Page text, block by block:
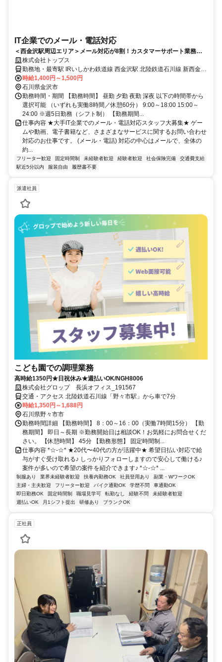
IT企業でのメール・電話対応
＜西金沢駅周辺エリア＞メール対応が8割！カスタマーサポート業務ス
タッフ《10名大募集！》
株式会社トップス
勤務地・最寄駅 IRいしかわ鉄道線 西金沢駅 北陸鉄道石川線 新西金沢
駅
時給1,400円～1,500円
石川県金沢市
勤務時間・期間 【勤務時間】 昼勤 夕勤 夜勤 深夜 以下の時間帯から
選択可能 （いずれも実働8時間／休憩60分） 9:00～18:00 15:00～
24:00 ※週5日勤務（シフト制） 【勤務期間...
仕事内容 ★大手IT企業でのメール・電話対応スタッフ大募集★ ゲー
ムや動画、電子書籍など、さまざまなサービスに関するお問い合わせ
対応のお仕事です。 (メール・電話) 対応の中心はメールで、全体の
約...
フリーター歓迎 固定時間制 未経験者歓迎 経験者歓迎 社会保険完備
交通費支給
駅近5分以内
服装自由 履歴書不要
派遣社員
こども園での調理業務
高時給1350円★日祝休み★週払いOK/NGH8006
株式会社グロップ 長浜オフィス_191567
交通・アクセス 北陸鉄道石川線「野々市駅」から車で7分
時給1,350円～1,688円
石川県野々市市
勤務時間詳細 【勤務時間】 8：00～16：00（実働7時間15分） 【勤
務期間】 即日～長期 ※勤務開始日は相談OK！お気軽にお問合せくだ
さい。 【休憩時間】 45分 【勤務形態】 固定時間制...
仕事内容 *☆-☆* ★20代〜40代の方が活躍中★ 希望日払い対応で給
与がすぐ受け取れる♪ しっかりフォローしますので安心して働ける♪
案件が多いので希望の案件を紹介できます♪ *☆-☆* ...
制服あり 業界未経験者歓迎 扶養内勤務OK 社員登用あり
副業・WワークOK
主婦・主夫歓迎
フリーター歓迎 バイク通勤OK 学歴不問
車通勤OK
即日勤務OK
固定時間制 職場見学可 転勤なし 経験不問
未経験者歓迎
週払いOK
月1シフト提出 研修あり ブランクOK
正社員